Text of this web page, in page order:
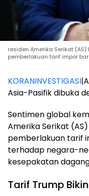
residen Amerika Serikat
pemberlakuan tarif impor
KORANINVESTIGASI
Asia-Pasifik dibuka
Sentimen global
Amerika Serikat
pemberlakuan tarif
terhadap negara-
kesepakatan
Tarif Trump